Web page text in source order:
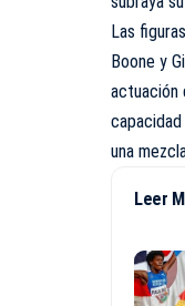
Las
Boone y
actuación
una
Leer